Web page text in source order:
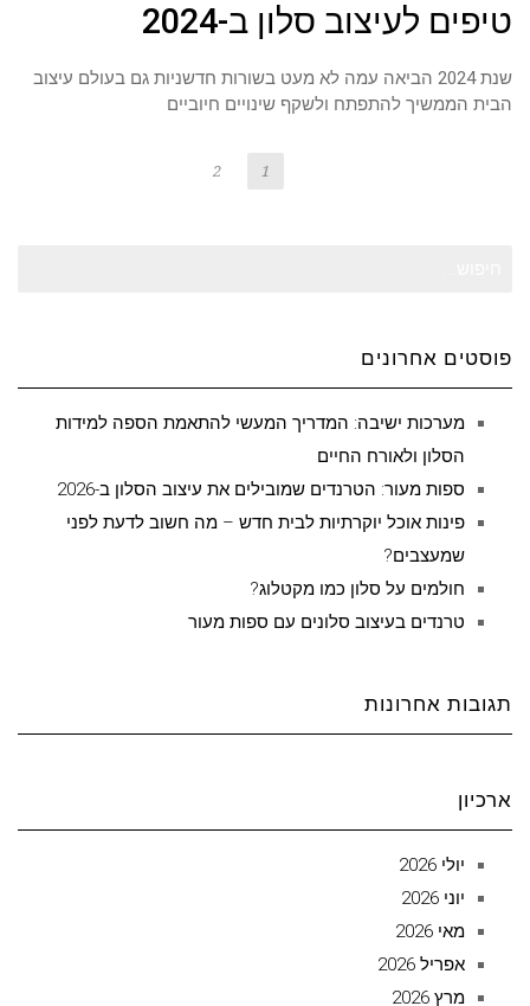
טיפים לעיצוב סלון ב-2024
שנת 2024 הביאה עמה לא מעט בשורות חדשניות גם בעולם עיצוב
הבית הממשיך להתפתח ולשקף שינויים חיוביים
1
2
פוסטים אחרונים
מערכות ישיבה: המדריך המעשי להתאמת הספה למידות
הסלון ולאורח החיים
ספות מעור: הטרנדים שמובילים את עיצוב הסלון ב-2026
פינות אוכל יוקרתיות לבית חדש – מה חשוב לדעת לפני
שמעצבים?
חולמים על סלון כמו מקטלוג?
טרנדים בעיצוב סלונים עם ספות מעור
תגובות אחרונות
ארכיון
יולי 2026
יוני 2026
מאי 2026
אפריל 2026
מרץ 2026